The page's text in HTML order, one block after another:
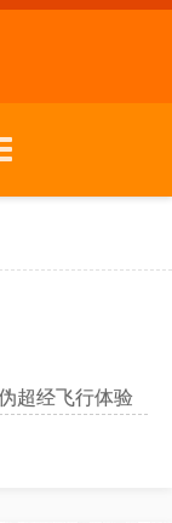
超经飞行体验